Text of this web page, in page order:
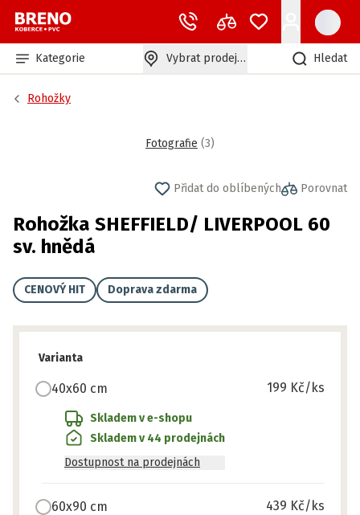
Kategorie Vybrat prodejnu Hledat
Rohožky
Fotografie (3)
Přidat do oblíbených Porovnat
Rohožka SHEFFIELD/ LIVERPOOL 60
sv. hnědá
CENOVÝ HIT Doprava zdarma
Varianta
40x60 cm 199 Kč/ks
Skladem v e-shopu
Skladem v 44 prodejnách
Dostupnost na prodejnách
60x90 cm 439 Kč/ks